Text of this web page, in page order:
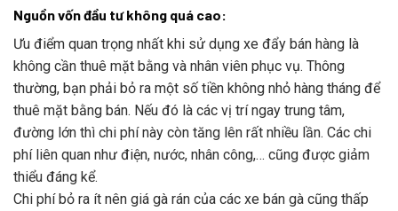
Nguồn vốn đầu tư không quá cao:
Ưu điểm quan trọng nhất khi sử dụng xe đẩy bán hàng là
không cần thuê mặt bằng và nhân viên phục vụ. Thông
thường, bạn phải bỏ ra một số tiền không nhỏ hàng tháng để
thuê mặt bằng bán. Nếu đó là các vị trí ngay trung tâm,
đường lớn thì chi phí này còn tăng lên rất nhiều lần. Các chi
phí liên quan như điện, nước, nhân công,… cũng được giảm
thiểu đáng kể.
Chi phí bỏ ra ít nên giá gà rán của các xe bán gà cũng thấp